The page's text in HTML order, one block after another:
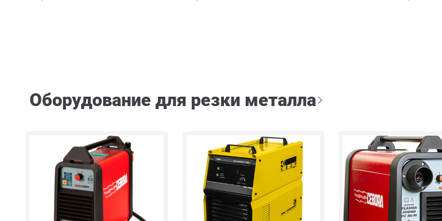
Оборудование для резки металла